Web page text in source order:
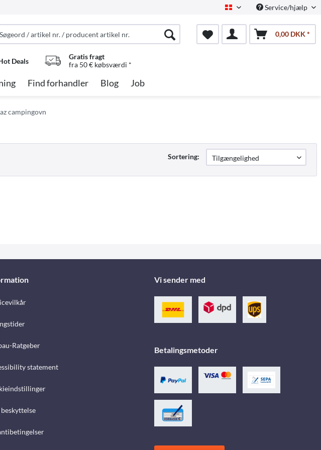
Dansk Service/hjælp
0,00 DKK *
Deals
Gratis fragt
fra 50 € købsværdi *
Find forhandler Blog Job
campingovn
Sortering:
Ratgeber
statement
Vi sender med
Betalingsmetoder